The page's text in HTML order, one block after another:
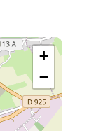
+
−